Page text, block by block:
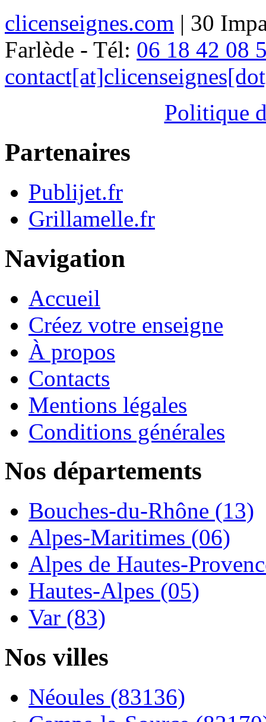
clicenseignes.com | 30
Farlède - Tél: 06 18 42 08
Politique
Partenaires
Publijet.fr
Grillamelle.fr
Navigation
Accueil
Créez votre enseigne
À propos
Contacts
Mentions légales
Conditions générales
Nos départements
Bouches-du-Rhône (13)
Alpes-Maritimes (06)
Alpes de Hautes-
Hautes-Alpes (05)
Var (83)
Nos villes
Néoules (83136)